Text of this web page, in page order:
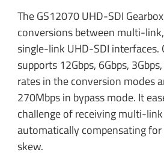
The GS12070 UHD-SDI
conversions between multi-
single-link UHD-SDI interfaces.
supports 12Gbps, 6Gbps,
rates in the conversion modes
270Mbps in bypass mode. It
challenge of receiving multi-link
automatically compensating
skew.